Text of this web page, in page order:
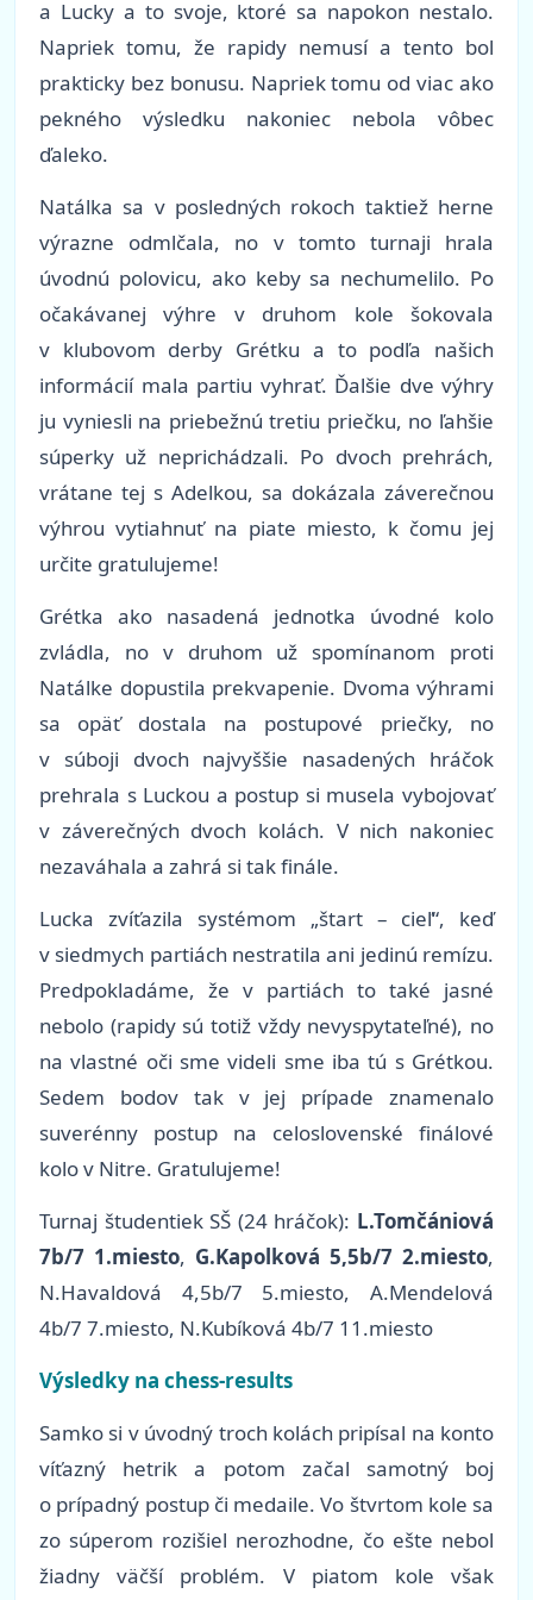
a Lucky a to svoje, ktoré sa napokon nestalo.
Napriek tomu, že rapidy nemusí a tento bol
prakticky bez bonusu. Napriek tomu od viac ako
pekného výsledku nakoniec nebola vôbec
ďaleko.
Natálka sa v posledných rokoch taktiež herne
výrazne odmlčala, no v tomto turnaji hrala
úvodnú polovicu, ako keby sa nechumelilo. Po
očakávanej výhre v druhom kole šokovala
v klubovom derby Grétku a to podľa našich
informácií mala partiu vyhrať. Ďalšie dve výhry
ju vyniesli na priebežnú tretiu priečku, no ľahšie
súperky už neprichádzali. Po dvoch prehrách,
vrátane tej s Adelkou, sa dokázala záverečnou
výhrou vytiahnuť na piate miesto, k čomu jej
určite gratulujeme!
Grétka ako nasadená jednotka úvodné kolo
zvládla, no v druhom už spomínanom proti
Natálke dopustila prekvapenie. Dvoma výhrami
sa opäť dostala na postupové priečky, no
v súboji dvoch najvyššie nasadených hráčok
prehrala s Luckou a postup si musela vybojovať
v záverečných dvoch kolách. V nich nakoniec
nezaváhala a zahrá si tak finále.
Lucka zvíťazila systémom „štart – cieľ“, keď
v siedmych partiách nestratila ani jedinú remízu.
Predpokladáme, že v partiách to také jasné
nebolo (rapidy sú totiž vždy nevyspytateľné), no
na vlastné oči sme videli sme iba tú s Grétkou.
Sedem bodov tak v jej prípade znamenalo
suverénny postup na celoslovenské finálové
kolo v Nitre. Gratulujeme!
Turnaj študentiek SŠ (24 hráčok): L.Tomčániová
7b/7 1.miesto, G.Kapolková 5,5b/7 2.miesto,
N.Havaldová 4,5b/7 5.miesto, A.Mendelová
4b/7 7.miesto, N.Kubíková 4b/7 11.miesto
Výsledky na chess-results
Samko si v úvodný troch kolách pripísal na konto
víťazný hetrik a potom začal samotný boj
o prípadný postup či medaile. Vo štvrtom kole sa
zo súperom rozišiel nerozhodne, čo ešte nebol
žiadny väčší problém. V piatom kole však